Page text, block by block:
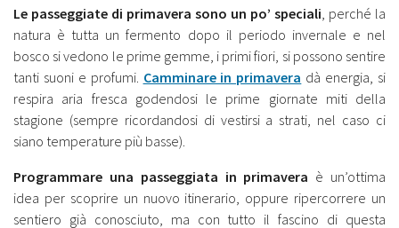
Le passeggiate di primavera sono un po’ speciali, perché la
natura è tutta un fermento dopo il periodo invernale e nel
bosco si vedono le prime gemme, i primi fiori, si possono sentire
tanti suoni e profumi. Camminare in primavera dà energia, si
respira aria fresca godendosi le prime giornate miti della
stagione (sempre ricordandosi di vestirsi a strati, nel caso ci
siano temperature più basse).
Programmare una passeggiata in primavera è un’ottima
idea per scoprire un nuovo itinerario, oppure ripercorrere un
sentiero già conosciuto, ma con tutto il fascino di questa